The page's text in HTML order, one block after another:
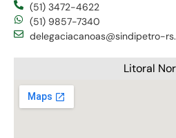
(51) 3472-4622
(51) 9857-7340
delegaciacanoas@sindipetro-
Litoral